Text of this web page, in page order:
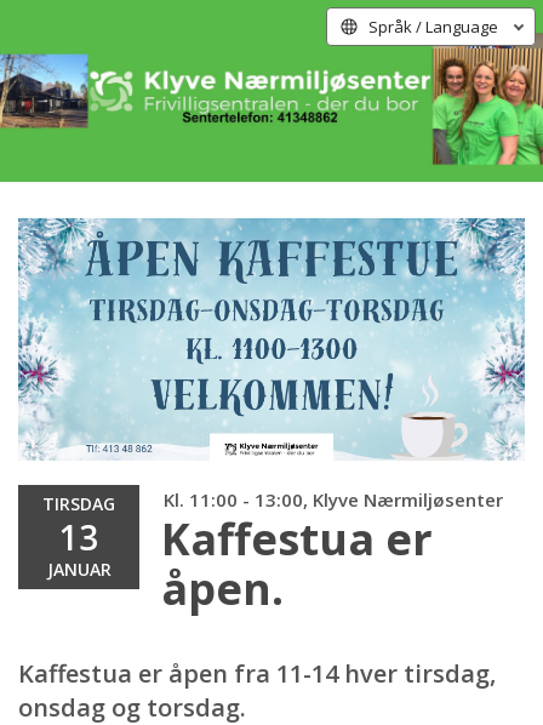
Språk / Language
TIRSDAG
13
JANUAR
Kl. 11:00 - 13:00, Klyve Nærmiljøsenter
Kaffestua er
åpen.
Kaffestua er åpen fra 11-14 hver tirsdag,
onsdag og torsdag.